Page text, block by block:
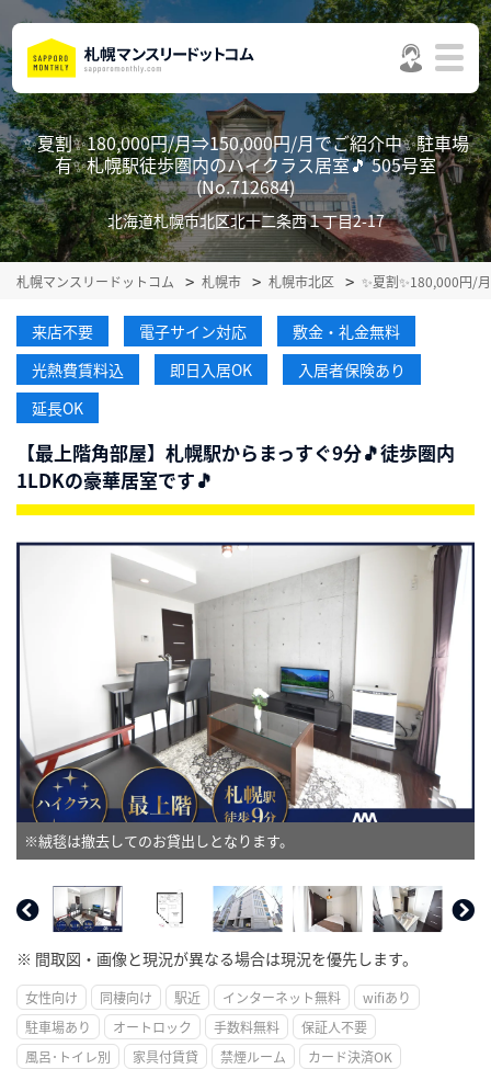
✨夏割✨180,000円/月⇒150,000円/月でご紹介中✨駐車場
有✨札幌駅徒歩圏内のハイクラス居室🎵 505号室
(No.712684)
北海道札幌市北区北十二条西１丁目2-17
札幌マンスリードットコム 札幌市 札幌市北区 ✨夏割✨180,000円/
来店不要 電子サイン対応
敷金・礼金無料
光熱費賃料込
即日入居OK
入居者保険あり
延長OK
【最上階角部屋】札幌駅からまっすぐ9分🎵徒歩圏内
1LDKの豪華居室です🎵
※絨毯は撤去してのお貸出しとなります。
※ 間取図・画像と現況が異なる場合は現況を優先します。
女性向け 同棲向け 駅近 インターネット無料
wifiあり
駐車場あり
オートロック 手数料無料
保証人不要
風呂･トイレ別
家具付賃貸 禁煙ルーム
カード決済OK